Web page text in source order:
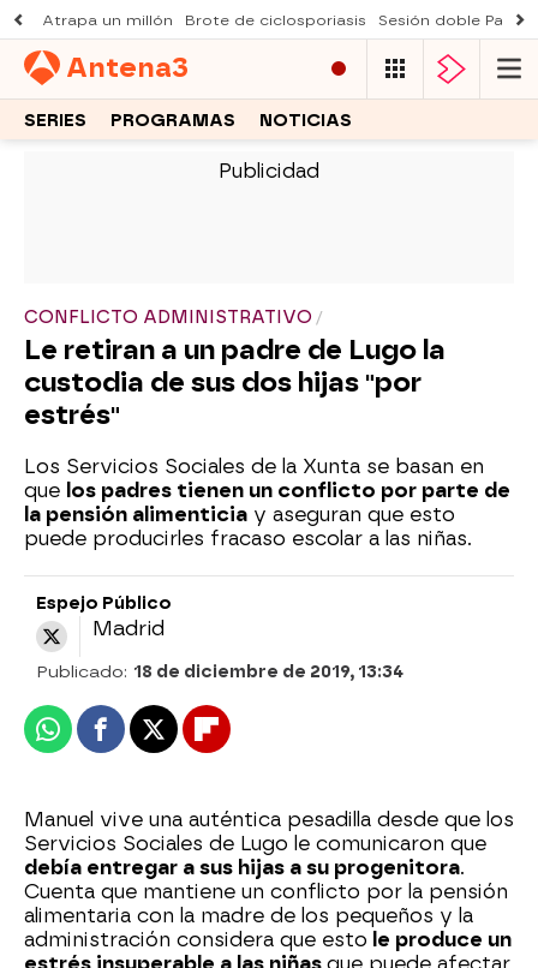
Atrapa un millón Brote de ciclosporiasis Sesión doble
Antena3
SERIES PROGRAMAS NOTICIAS
CONFLICTO ADMINISTRATIVO
Le retiran a un padre de Lugo la
custodia de sus dos hijas "por
estrés"
Los Servicios Sociales de la Xunta se basan en
que los padres tienen un conflicto por parte de
la pensión alimenticia y aseguran que esto
puede producirles fracaso escolar a las niñas.
Espejo Público
Madrid
Publicado: 18 de diciembre de 2019, 13:34
WhatsappFacebook
X Flipboard
Manuel vive una auténtica pesadilla desde que los
Servicios Sociales de Lugo le comunicaron que
debía entregar a sus hijas a su progenitora.
Cuenta que mantiene un conflicto por la pensión
alimentaria con la madre de los pequeños y la
administración considera que esto le produce un